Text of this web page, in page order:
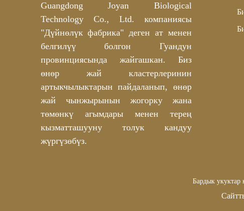
Терең азыктандыруу үчүн
этикеткалуу алтын
слюдалуу гидрогель
согончок маскасы –
OEM/ODM
ылайыкташтырылышы
мүмкүн
Ниацинамид жана
транексам кислотасы
кошулган агартуучу пахта
дисктер OEM/ODM
өндүрүүчүсү
Guangdong Joyan Biological
Technology Co., Ltd. компаниясы
"Дүйнөлүк фабрика" деген ат менен
белгилүү болгон Гуандун
провинциясында жайгашкан. Биз
өнөр жай кластерлеринин
артыкчылыктарын пайдаланып, өнөр
жай чынжырынын жогорку жана
төмөнкү агымдары менен терең
кызматташууну толук кандуу
жүргүзөбүз.
Бардык укуктар